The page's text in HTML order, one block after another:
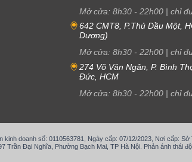
Mở cửa: 8h30 - 22h00 | chỉ
642 CMT8, P.Thủ Dầu Một,
Dương)
Mở cửa: 8h30 - 22h00 | chỉ
274 Võ Văn Ngân, P. Bình
Đức, HCM
Mở cửa: 8h30 - 22h00 | chỉ
doanh số: 0110563781, Ngày cấp: 07/12/2023, Nơi cấp:
Trần Đại Nghĩa, Phường Bạch Mai, TP Hà Nội. Phản ánh thái